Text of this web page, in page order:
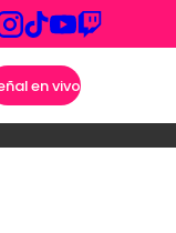
en vivo